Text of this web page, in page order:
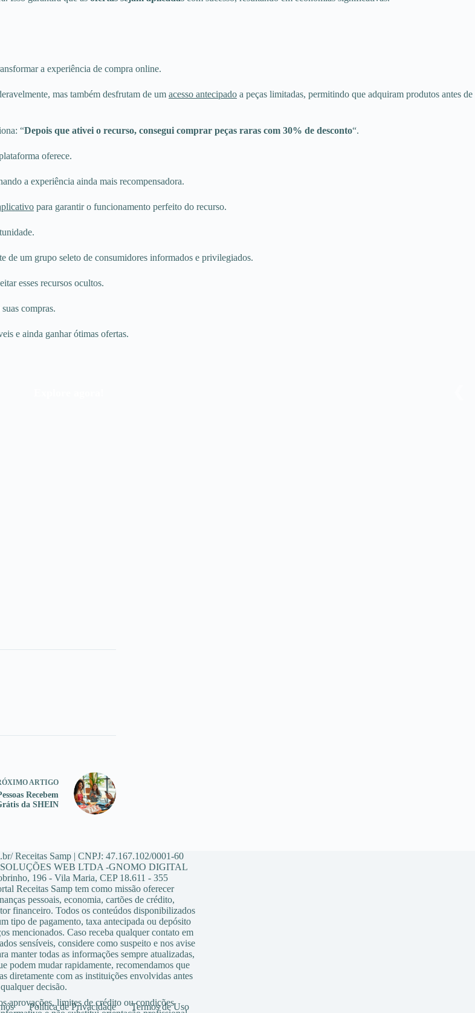
a experiência de compra online.
mas também desfrutam de um acesso antecipado a peças limitadas, permitindo que adquiram produtos antes de
“Depois que ativei o recurso, consegui comprar peças raras com 30% de desconto“.
oferece.
a experiência ainda mais recompensadora.
para garantir o funcionamento perfeito do recurso.
de um grupo seleto de consumidores informados e privilegiados.
esses recursos ocultos.
compras.
e ainda ganhar ótimas ofertas.
ARTIGO
Recebem
da SHEIN
Receitas Samp | CNPJ: 47.167.102/0001-60
WEB LTDA -GNOMO DIGITAL
196 - Vila Maria, CEP 18.611 - 355
Receitas Samp tem como missão oferecer
pessoais, economia, cartões de crédito,
financeiro. Todos os conteúdos disponibilizados
tipo de pagamento, taxa antecipada ou depósito
mencionados. Caso receba qualquer contato em
sensíveis, considere como suspeito e nos avise
manter todas as informações sempre atualizadas,
podem mudar rapidamente, recomendamos que
diretamente com as instituições envolvidas antes
decisão.
aprovações, limites de crédito ou condições
Política de Privacidade Termos de Uso